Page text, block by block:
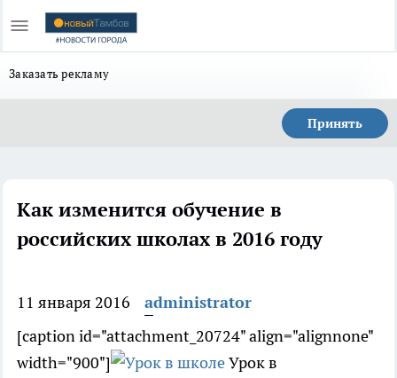
Заказать рекламу
Принять
Как изменится обучение в
российских школах в 2016 году
11 января 2016
administrator
[caption id="attachment_20724" align="alignnone"
width="900"]
Урок в